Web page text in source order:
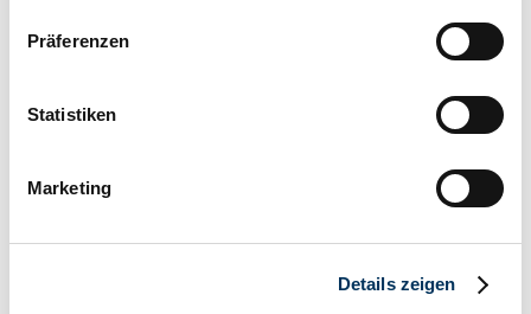
Informationen über Ihre geografische Lage
können
bestimmten Merkmalen (Fingerprinting) identifizieren
Erfahren Sie mehr darüber, wie Ihre persönlichen Daten
Präferenzen
Statistiken
Marketing
Details zeigen
Convertible
Mileage (read)
66 / 90